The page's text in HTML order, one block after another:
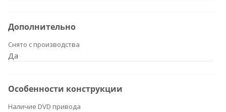
Дополнительно
Снято с производства
Да
Особенности конструкции
Наличие DVD привода